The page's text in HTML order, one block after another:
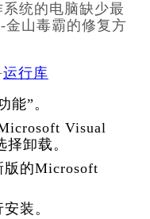
统的电脑缺少最
金山毒霸的修复方
运行库
能”。
Visual
卸载。
版的Microsoft
装。